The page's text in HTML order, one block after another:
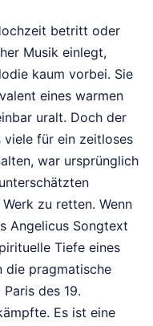
betritt oder
Musik einlegt,
kaum vorbei. Sie
eines warmen
uralt. Doch der
für ein zeitloses
war ursprünglich
zu retten. Wenn
Angelicus Songtext
Tiefe eines
die pragmatische
des 19.
Es ist eine